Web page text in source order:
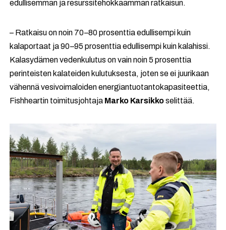
edullisemman ja resurssitehokkaamman ratkaisun.
– Ratkaisu on noin 70–80 prosenttia edullisempi kuin
kalaportaat ja 90–95 prosenttia edullisempi kuin kalahissi.
Kalasydämen vedenkulutus on vain noin 5 prosenttia
perinteisten kalateiden kulutuksesta, joten se ei juurikaan
vähennä vesivoimaloiden energiantuotantokapasiteettia,
Fishheartin toimitusjohtaja Marko Karsikkoselittää.